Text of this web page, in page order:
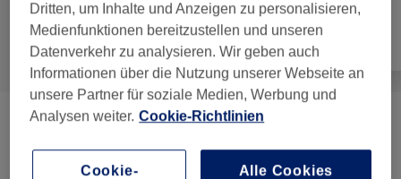
Friseur
Damen - Haarschnitte & Stylings (4)
Damen - Farbe & Coloration ab 44 €
Dritten, um Inhalte und Anzeigen zu personalisieren,
Medienfunktionen bereitzustellen und unseren
Datenverkehr zu analysieren. Wir geben auch
Informationen über die Nutzung unserer Webseite an
unsere Partner für soziale Medien, Werbung und
Analysen weiter. Cookie-Richtlinien
Cookie-
Alle Cookies